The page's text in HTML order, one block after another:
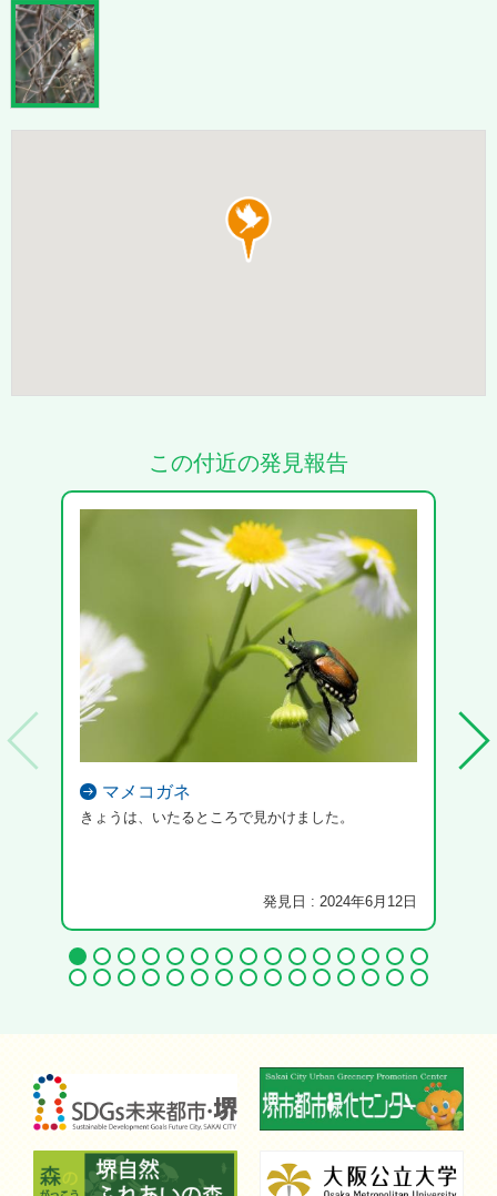
この付近の発見報告
マメコガネ
きょうは、いたるところで見かけました。
発見日 : 2024年6月12日